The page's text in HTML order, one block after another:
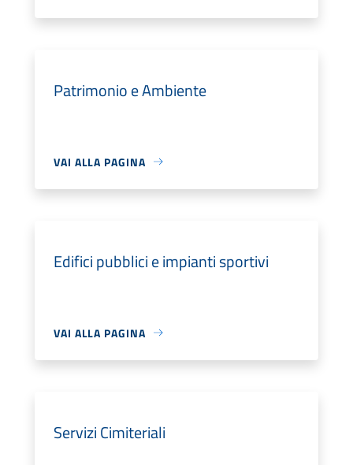
Patrimonio e Ambiente
VAI ALLA PAGINA
Edifici pubblici e impianti sportivi
VAI ALLA PAGINA
Servizi Cimiteriali